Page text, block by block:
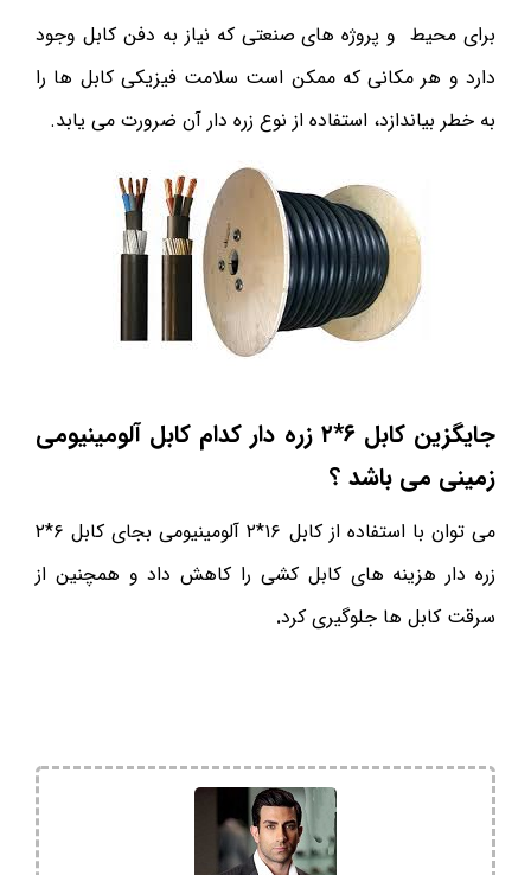
برای محیط و پروژه های صنعتی که نیاز به دفن کابل وجود
دارد و هر مکانی که ممکن است سلامت فیزیکی کابل ها را
به خطر بیاندازد، استفاده از نوع زره دار آن ضرورت می یابد.
جایگزین کابل ۶*۲ زره دار کدام کابل آلومینیومی
زمینی می باشد ؟
می توان با استفاده از کابل ۱۶*۲ آلومینیومی بجای کابل ۶*۲
زره دار هزینه های کابل کشی را کاهش داد و همچنین از
سرقت کابل ها جلوگیری کرد.